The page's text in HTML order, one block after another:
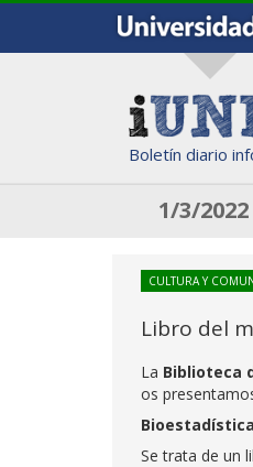
Boletín diario
1/3/2022
CULTURA Y
Libro del
La Biblioteca
os
Se trata de un